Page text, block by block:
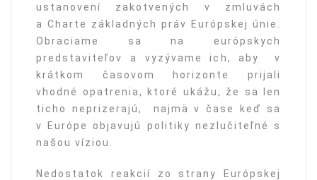
ustanovení zakotvených v zmluvách
a Charte základných práv Európskej únie.
Obraciame sa na európskych
predstaviteľov a vyzývame ich, aby v
krátkom časovom horizonte prijali
vhodné opatrenia, ktoré ukážu, že sa len
ticho neprizerajú, najmä v čase keď sa
v Európe objavujú politiky nezlučiteľné s
našou víziou.
Nedostatok reakcií zo strany Európskej